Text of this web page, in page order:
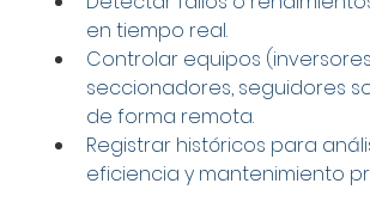
en tiempo real.
Controlar equipos
seccionadores, seguidores
de forma remota.
Registrar históricos para
eficiencia y mantenimiento